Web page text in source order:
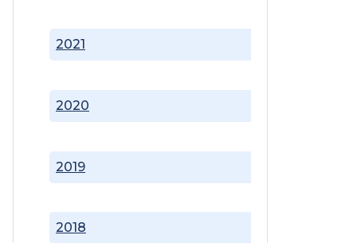
2018
2019
2020
2021